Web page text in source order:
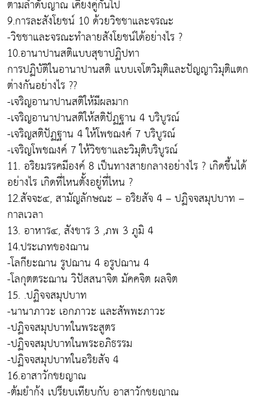
ตามลำดับญาณ เคียงคู่กันไป
9.การละสังโยชน์ 10 ด้วยวิชชาและจรณะ
-วิชชาและจรณะทำลายสังโยชน์ได้อย่างไร ?
10.อานาปานสติแบบสุขาปฏิปทา
การปฏิบัติในอานาปานสติ แบบเจโตวิมุติและปัญญาวิมุติแตก
ต่างกันอย่างไร ??
-เจริญอานาปานสติให้มีผลมาก
-เจริญอานาปานสติให้สติปัฏฐาน 4 บริบูรณ์
-เจริญสติปัฏฐาน 4 ให้โพชฌงค์ 7 บริบูรณ์
-เจริญโพชฌงค์ 7 ให้วิชชาและวิมุติบริบูรณ์
11. อริยมรรคมีองค์ 8 เป็นทางสายกลางอย่างไร ? เกิดขึ้นได้
อย่างไร เกิดที่ไหนตั้งอยู่ที่ไหน ?
12.สัจจะ๔, สามัญลักษณะ – อริยสัจ 4 – ปฏิจจสมุปบาท –
กาลเวลา
13. อาหาร๔, สังขาร 3 ,ภพ 3 ภูมิ 4
14.ประเภทของฌาน
-โลกียะฌาน รูปฌาน 4 อรูปฌาน 4
-โลกุตตระฌาน วิปัสสนาจิต มัคคจิต ผลจิต
15. .ปฏิจจสมุปบาท
-นานาภาวะ เอกภาวะ และสัพพะภาวะ
-ปฏิจจสมุปบาทในพระสูตร
-ปฏิจจสมุปบาทในพระอภิธรรม
-ปฏิจจสมุปบาทในอริยสัจ 4
16.อาสาวักขยญาณ
-ต้มยำกุ้ง เปรียบเทียบกับ อาสาวักขยญาณ